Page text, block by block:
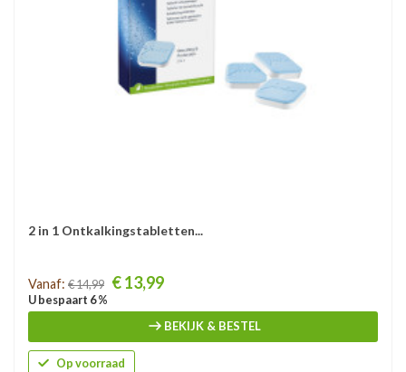
2 in 1 Ontkalkingstabletten...
Prijs
Vanaf: € 14,99 € 13,99
U bespaart 6 %
BEKIJK & BESTEL
Op voorraad